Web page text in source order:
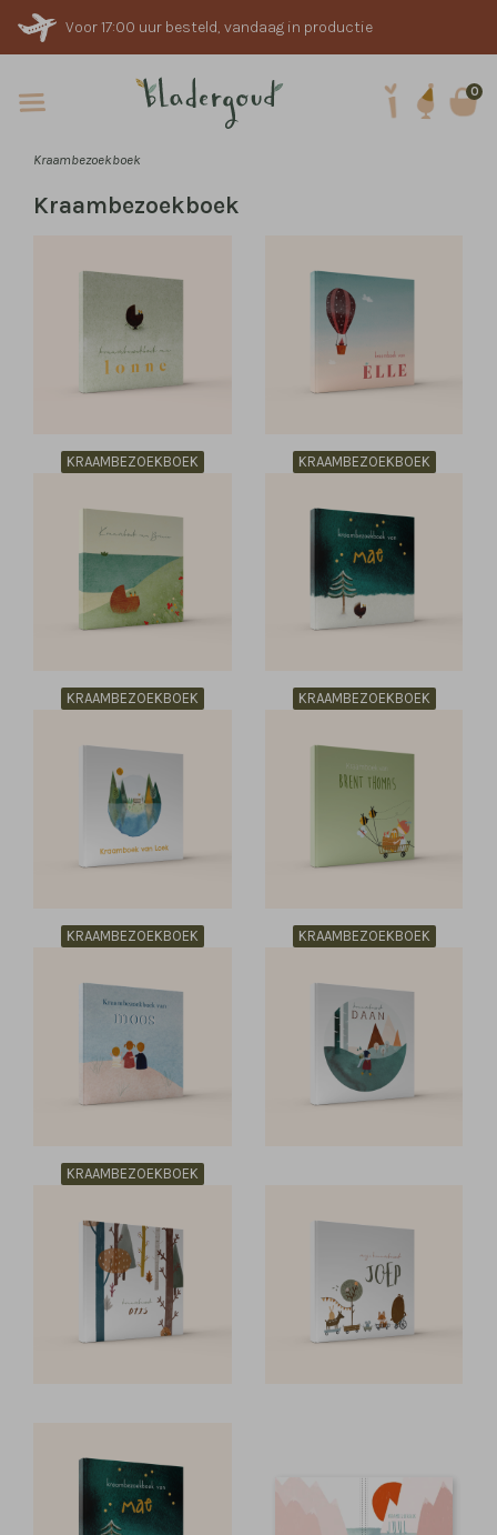
Voor 17:00 uur besteld, vandaag in productie
0
Kraambezoekboek
Kraambezoekboek
KRAAMBEZOEKBOEK KRAAMBEZOEKBOEK
KRAAMBEZOEKBOEK KRAAMBEZOEKBOEK
KRAAMBEZOEKBOEK KRAAMBEZOEKBOEK
KRAAMBEZOEKBOEK